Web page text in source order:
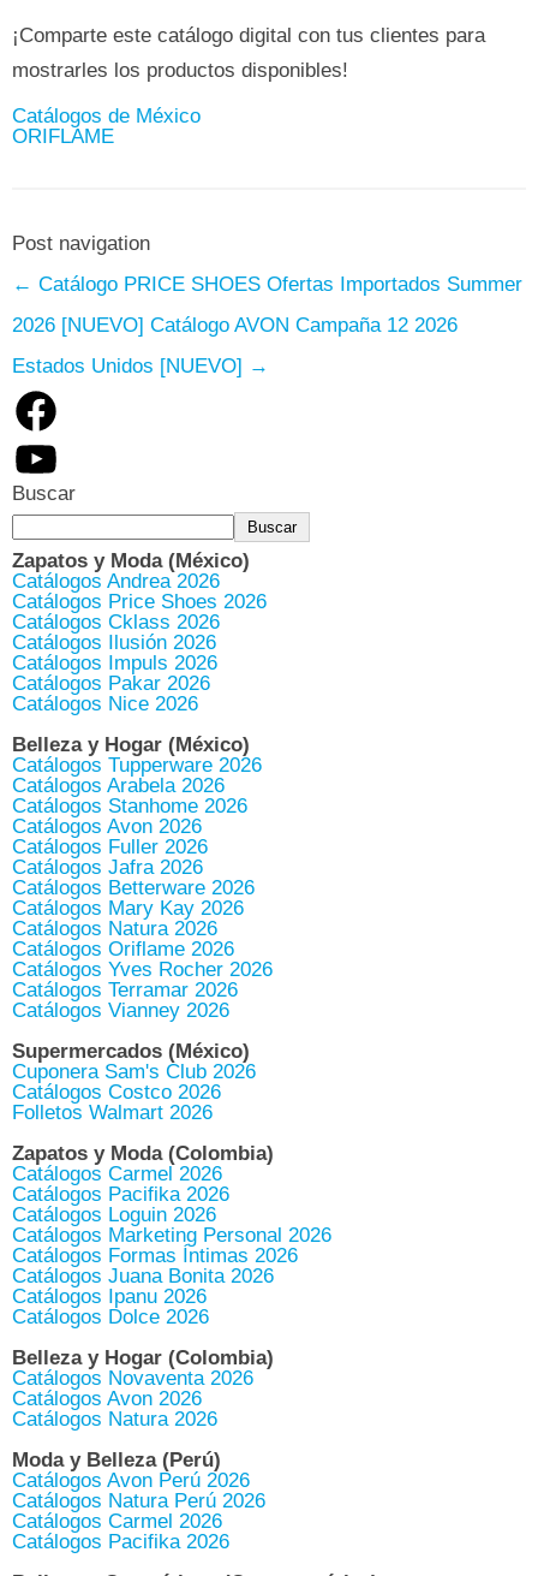
¡Comparte este catálogo digital con tus clientes para
mostrarles los productos disponibles!
Catálogos de México
ORIFLAME
Post navigation
← Catálogo PRICE SHOES Ofertas Importados Summer
2026 [NUEVO] Catálogo AVON Campaña 12 2026
Estados Unidos [NUEVO] →
Facebook
YouTube
Buscar
Buscar
Zapatos y Moda (México)
Catálogos Andrea 2026
Catálogos Price Shoes 2026
Catálogos Cklass 2026
Catálogos Ilusión 2026
Catálogos Impuls 2026
Catálogos Pakar 2026
Catálogos Nice 2026
Belleza y Hogar (México)
Catálogos Tupperware 2026
Catálogos Arabela 2026
Catálogos Stanhome 2026
Catálogos Avon 2026
Catálogos Fuller 2026
Catálogos Jafra 2026
Catálogos Betterware 2026
Catálogos Mary Kay 2026
Catálogos Natura 2026
Catálogos Oriflame 2026
Catálogos Yves Rocher 2026
Catálogos Terramar 2026
Catálogos Vianney 2026
Supermercados (México)
Cuponera Sam's Club 2026
Catálogos Costco 2026
Folletos Walmart 2026
Zapatos y Moda (Colombia)
Catálogos Carmel 2026
Catálogos Pacifika 2026
Catálogos Loguin 2026
Catálogos Marketing Personal 2026
Catálogos Formas Íntimas 2026
Catálogos Juana Bonita 2026
Catálogos Ipanu 2026
Catálogos Dolce 2026
Belleza y Hogar (Colombia)
Catálogos Novaventa 2026
Catálogos Avon 2026
Catálogos Natura 2026
Moda y Belleza (Perú)
Catálogos Avon Perú 2026
Catálogos Natura Perú 2026
Catálogos Carmel 2026
Catálogos Pacifika 2026